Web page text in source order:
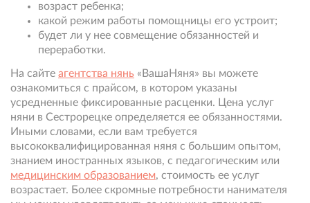
возраст ребенка;
какой режим работы помощницы его устроит;
будет ли у нее совмещение обязанностей и
переработки.
На сайте агентства нянь «ВашаНяня» вы можете
ознакомиться с прайсом, в котором указаны
усредненные фиксированные расценки. Цена услуг
няни в Сестрорецке определяется ее обязанностями.
Иными словами, если вам требуется
высококвалифицированная няня с большим опытом,
знанием иностранных языков, с педагогическим или
медицинским образованием, стоимость ее услуг
возрастает. Более скромные потребности нанимателя